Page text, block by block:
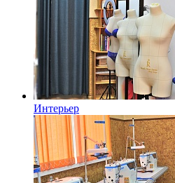
Интерьер